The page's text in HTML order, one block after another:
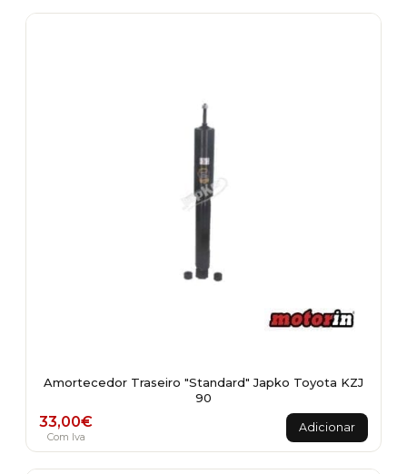
Amortecedor Traseiro "Standard" Japko Toyota KZJ
90
33,00€
Com Iva
Adicionar